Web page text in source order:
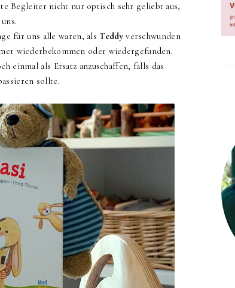
Begleiter nicht nur optisch sehr geliebt aus,
für uns alle waren, alsTeddyverschwunden
wiederbekommen oder wiedergefunden.
einmal als Ersatz anzuschaffen, falls das
sollte.